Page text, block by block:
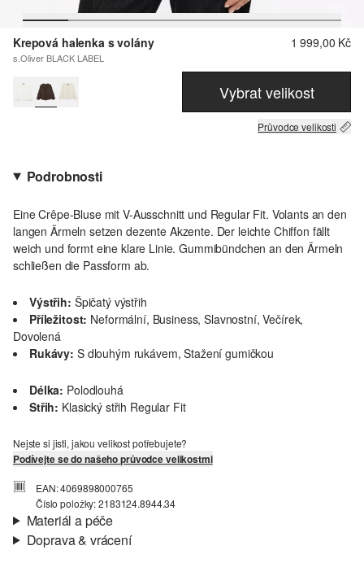
Krepová halenka s volány
s.Oliver BLACK LABEL
1 999,00 Kč
Vybrat velikost
Průvodce velikosti
Podrobnosti
Eine Crêpe-Bluse mit V-Ausschnitt und Regular Fit. Volants an den
langen Ärmeln setzen dezente Akzente. Der leichte Chiffon fällt
weich und formt eine klare Linie. Gummibündchen an den Ärmeln
schließen die Passform ab.
Výstřih: Špičatý výstřih
Příležitost: Neformální, Business, Slavnostní, Večírek,
Dovolená
Rukávy: S dlouhým rukávem, Stažení gumičkou
Délka: Polodlouhá
Střih: Klasický střih Regular Fit
Nejste si jisti, jakou velikost potřebujete?
Podívejte se do našeho průvodce velikostmi
EAN: 4069898000765
Číslo položky: 2183124.8944.34
Materiál a péče
Doprava & vrácení